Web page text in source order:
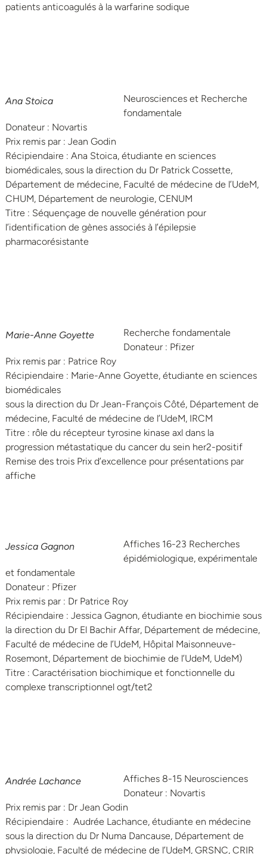
patients anticoagulés à la warfarine sodique
Ana Stoica
Neurosciences et Recherche
fondamentale
Donateur : Novartis
Prix remis par : Jean Godin
Récipiendaire : Ana Stoica, étudiante en sciences
biomédicales, sous la direction du Dr Patrick Cossette,
Département de médecine, Faculté de médecine de l’UdeM,
CHUM, Département de neurologie, CENUM
Titre : Séquençage de nouvelle génération pour
l’identification de gènes associés à l’épilepsie
pharmacorésistante
Marie-Anne Goyette
Recherche fondamentale
Donateur : Pfizer
Prix remis par : Patrice Roy
Récipiendaire : Marie-Anne Goyette, étudiante en sciences
biomédicales
sous la direction du Dr Jean-François Côté, Département de
médecine, Faculté de médecine de l’UdeM, IRCM
Titre : rôle du récepteur tyrosine kinase axl dans la
progression métastatique du cancer du sein her2-positif
Remise des trois Prix d’excellence pour présentations par
affiche
Jessica Gagnon
Affiches 16-23 Recherches
épidémiologique, expérimentale
et fondamentale
Donateur : Pfizer
Prix remis par : Dr Patrice Roy
Récipiendaire : Jessica Gagnon, étudiante en biochimie sous
la direction du Dr El Bachir Affar, Département de médecine,
Faculté de médecine de l’UdeM, Hôpital Maisonneuve-
Rosemont, Département de biochimie de l’UdeM, UdeM)
Titre : Caractérisation biochimique et fonctionnelle du
complexe transcriptionnel ogt/tet2
Andrée Lachance
Affiches 8-15 Neurosciences
Donateur : Novartis
Prix remis par : Dr Jean Godin
Récipiendaire : Audrée Lachance, étudiante en médecine
sous la direction du Dr Numa Dancause, Département de
physiologie, Faculté de médecine de l’UdeM, GRSNC, CRIR